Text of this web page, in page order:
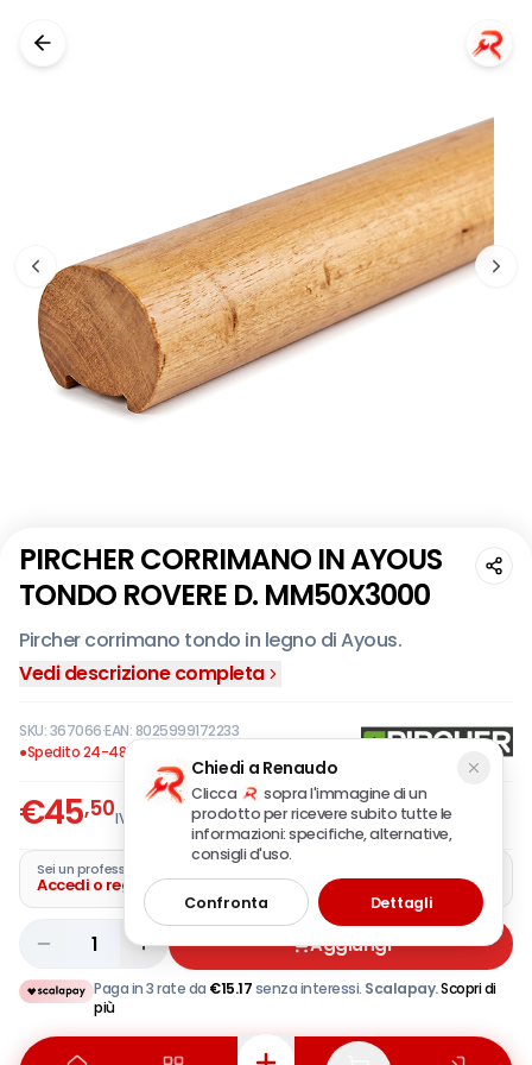
PIRCHER CORRIMANO IN AYOUS
TONDO ROVERE D. MM50X3000
Pircher corrimano tondo in legno di Ayous.
Vedi descrizione completa
SKU:367066·EAN:8025999172233
●Spedito 24-48 ore
€45,50IVA incl.
Sei un professionista?
Accedi o registra la tua azienda
1 Aggiungi
Paga in 3 rate da €15.17senza interessi. Scalapay.Scopri di
più
Chiedi a Renaudo
Clicca
sopra l'immagine di un
prodotto per ricevere subito tutte le
informazioni: specifiche, alternative,
consigli d'uso.
Confronta Dettagli